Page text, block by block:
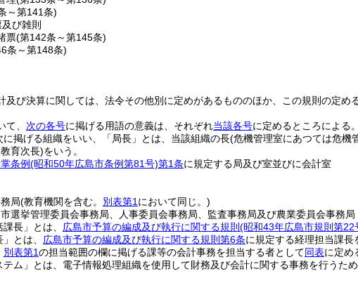
～第141条)
び雑則
票(第142条～第145条)
条～第148条)
及び決算に関しては、法令その他別に定めがあるもののほか、この規則の定め
て、 次の各号に掲げる用語の意義は、それぞれ当該各号に定めるところによる。
に掲げる組織をいい、「局長」とは、当該組織の長(危機管理室にあつては危機
育次長)をいう。
条例(昭和50年広島市条例第81号)第1条に規定する局及び室並びに会計室
局(教育機関を含む。 別表第1 において同じ。)
選挙管理委員会事務局、人事委員会事務局、監査事務局及び農業委員会事務局
課長」とは、 広島市予算の編成及び執行に関する規則 (昭和43年広島市規則第22
とは、 広島市予算の編成及び執行に関する規則第6条に規定する経理担当課長
別表第1の担当範囲の欄に掲げる課等の会計事務を担当する者として同表に定め
テム」とは、電子情報処理組織を使用して財務及び会計に関する事務を行うた